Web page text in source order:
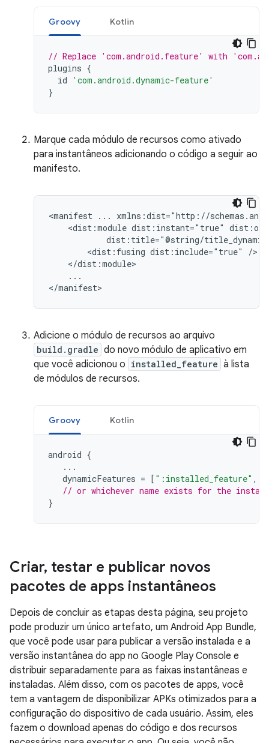
Groovy Kotlin
// Replace 'com.android.feature' with
plugins {
id
'com.android.dynamic-feature'
}
Marque cada módulo de recursos como ativado
para instantâneos adicionando o código a seguir ao
manifesto.
<manifest ...
<dist:module dist:instant="true"
<dist:fusing dist:include="true"
...
Adicione o módulo de recursos ao arquivo
build.gradle do novo módulo de aplicativo em
que você adicionou o installed_feature à lista
de módulos de recursos.
Groovy Kotlin
android {
...
dynamicFeatures = [ ":installed_feature" ,
// or whichever name exists for the instant
}
Criar, testar e publicar novos
pacotes de apps instantâneos
Depois de concluir as etapas desta página, seu projeto
pode produzir um único artefato, um Android App Bundle,
que você pode usar para publicar a versão instalada e a
versão instantânea do app no Google Play Console e
distribuir separadamente para as faixas instantâneas e
instaladas. Além disso, com os pacotes de apps, você
tem a vantagem de disponibilizar APKs otimizados para a
configuração do dispositivo de cada usuário. Assim, eles
fazem o download apenas do código e dos recursos